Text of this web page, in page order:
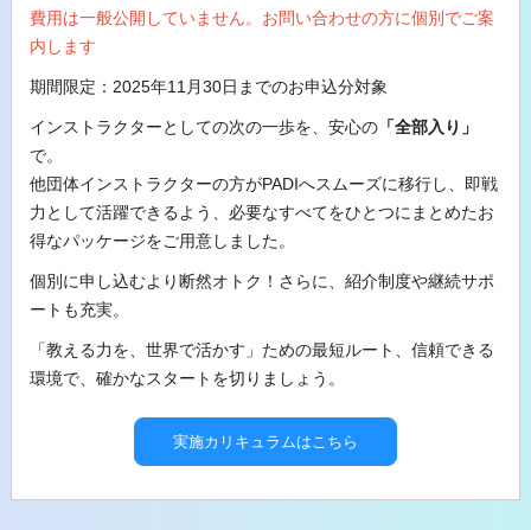
費用は一般公開していません。お問い合わせの方に個別でご案
内します
期間限定：2025年11月30日までのお申込分対象
インストラクターとしての次の一歩を、安心の「全部入り」
で。
他団体インストラクターの方がPADIへスムーズに移行し、即戦
力として活躍できるよう、必要なすべてをひとつにまとめたお
得なパッケージをご用意しました。
個別に申し込むより断然オトク！さらに、紹介制度や継続サポ
ートも充実。
「教える力を、世界で活かす」ための最短ルート、信頼できる
環境で、確かなスタートを切りましょう。
実施カリキュラムはこちら